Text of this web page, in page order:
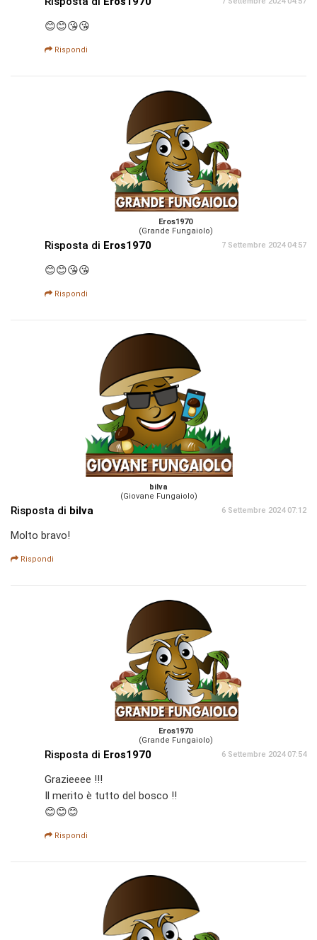
😊😊😘😘
Rispondi
Eros1970
(Grande Fungaiolo)
Risposta di Eros1970 7 Settembre 2024 04:57
😊😊😘😘
Rispondi
bilva
(Giovane Fungaiolo)
Risposta di bilva 6 Settembre 2024 07:12
Molto bravo!
Rispondi
Eros1970
(Grande Fungaiolo)
Risposta di Eros1970 6 Settembre 2024 07:54
Grazieeee !!!
Il merito è tutto del bosco !!
😊😊😊
Rispondi